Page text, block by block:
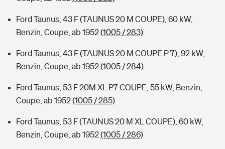
Ford Taunus, 43 F (TAUNUS 20 M COUPE), 60 kW,
Benzin, Coupe, ab 1952(1005 / 283)
Ford Taunus, 43 F (TAUNUS 20 M COUPE P 7), 92 kW,
Benzin, Coupe, ab 1952(1005 / 284)
Ford Taunus, 53 F 20M XL P7 COUPE, 55 kW, Benzin,
Coupe, ab 1952(1005 / 285)
Ford Taunus, 53 F (TAUNUS 20 M XL COUPE), 60 kW,
Benzin, Coupe, ab 1952(1005 / 286)